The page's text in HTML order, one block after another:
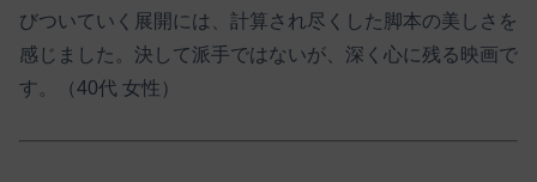
びついていく展開には、計算され尽くした脚本の美しさを
感じました。決して派手ではないが、深く心に残る映画で
す。（40代 女性）